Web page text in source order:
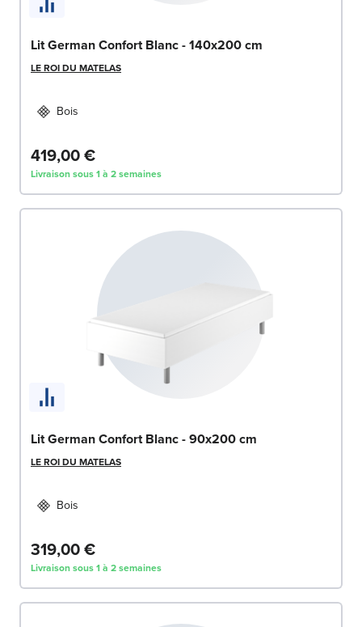
Lit German Confort Blanc - 140x200 cm
LE ROI DU MATELAS
Bois
419,00 €
Livraison sous 1 à 2 semaines
Lit German Confort Blanc - 90x200 cm
LE ROI DU MATELAS
Bois
319,00 €
Livraison sous 1 à 2 semaines